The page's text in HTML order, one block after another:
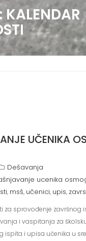
KALENDAR
UČENIKA
Dešavanja
ucenika
, msš, učenici, upis,
za sprovođenje završnog
i vaspitanja za
ispita i upisa učenika u